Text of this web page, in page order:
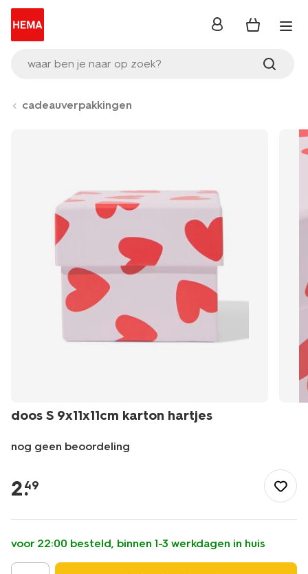
waar ben je naar op zoek?
inloggen
cadeauverpakkingen
doos S 9x11x11cm karton hartjes
nog geen beoordeling
cadeau/inpakken/cadeauverpakkingen/doos-
s-
karton-
hartjes-
14700588.html
2.
49
voor 22:00 besteld, binnen 1-3 werkdagen in huis